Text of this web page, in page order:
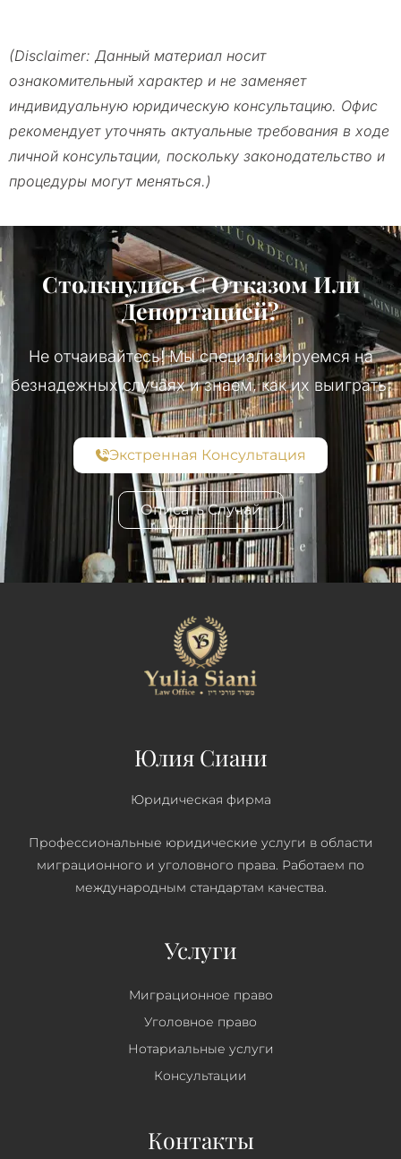
(Disclaimer: Данный материал носит
ознакомительный характер и не заменяет
индивидуальную юридическую консультацию. Офис
рекомендует уточнять актуальные требования в ходе
личной консультации, поскольку законодательство и
процедуры могут меняться.)
Столкнулись С Отказом Или
Депортацией?
Не отчаивайтесь! Мы специализируемся на
безнадежных случаях и знаем, как их выиграть.
Экстренная Консультация
Описать Случай
Юлия Сиани
Юридическая фирма
Профессиональные юридические услуги в области
миграционного и уголовного права. Работаем по
международным стандартам качества.
Услуги
Mиграционное право
Уголовное право
Нотариальные услуги
Консультации
Контакты